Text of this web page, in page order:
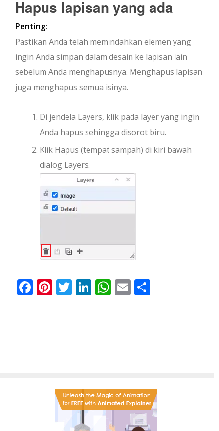
Hapus lapisan yang ada
Penting:
Pastikan Anda telah memindahkan elemen yang
ingin Anda simpan dalam desain ke lapisan lain
sebelum Anda menghapusnya. Menghapus lapisan
juga menghapus semua isinya.
Di jendela Layers, klik pada layer yang ingin
Anda hapus sehingga disorot biru.
Klik Hapus (tempat sampah) di kiri bawah
dialog Layers.
Facebook
Pinterest
Twitter
LinkedIn
WhatsApp
Email